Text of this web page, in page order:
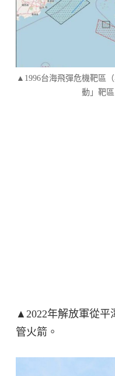
▲1996台海飛彈危機靶區
動」靶
▲2022年解放軍從平
管火箭。